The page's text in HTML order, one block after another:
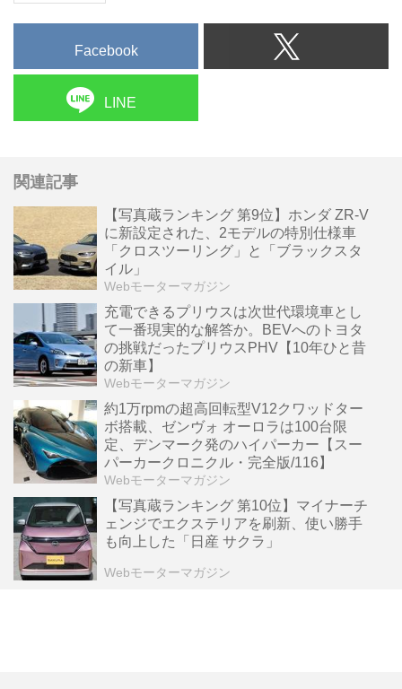
Facebook
LINE
関連記事
【写真蔵ランキング 第9位】ホンダ ZR-V
に新設定された、2モデルの特別仕様車
「クロスツーリング」と「ブラックスタ
イル」
Webモーターマガジン
充電できるプリウスは次世代環境車とし
て一番現実的な解答か。BEVへのトヨタ
の挑戦だったプリウスPHV【10年ひと昔
の新車】
Webモーターマガジン
約1万rpmの超高回転型V12クワッドター
ボ搭載、ゼンヴォ オーロラは100台限
定、デンマーク発のハイパーカー【スー
パーカークロニクル・完全版/116】
Webモーターマガジン
【写真蔵ランキング 第10位】マイナーチ
ェンジでエクステリアを刷新、使い勝手
も向上した「日産 サクラ」
Webモーターマガジン